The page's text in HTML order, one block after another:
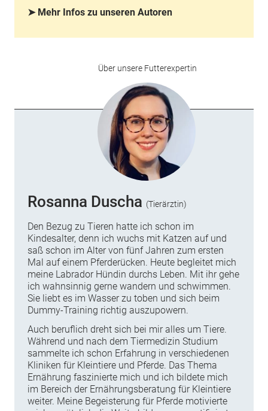
➤ Mehr Infos zu unseren Autoren
Über unsere Futterexpertin
Rosanna Duscha (Tierärztin)
Den Bezug zu Tieren hatte ich schon im
Kindesalter, denn ich wuchs mit Katzen auf und
saß schon im Alter von fünf Jahren zum ersten
Mal auf einem Pferderücken. Heute begleitet mich
meine Labrador Hündin durchs Leben. Mit ihr gehe
ich wahnsinnig gerne wandern und schwimmen.
Sie liebt es im Wasser zu toben und sich beim
Dummy-Training richtig auszupowern.
Auch beruflich dreht sich bei mir alles um Tiere.
Während und nach dem Tiermedizin Studium
sammelte ich schon Erfahrung in verschiedenen
Kliniken für Kleintiere und Pferde. Das Thema
Ernährung faszinierte mich und ich bildete mich
im Bereich der Ernährungsberatung für Kleintiere
weiter. Meine Begeisterung für Pferde motivierte